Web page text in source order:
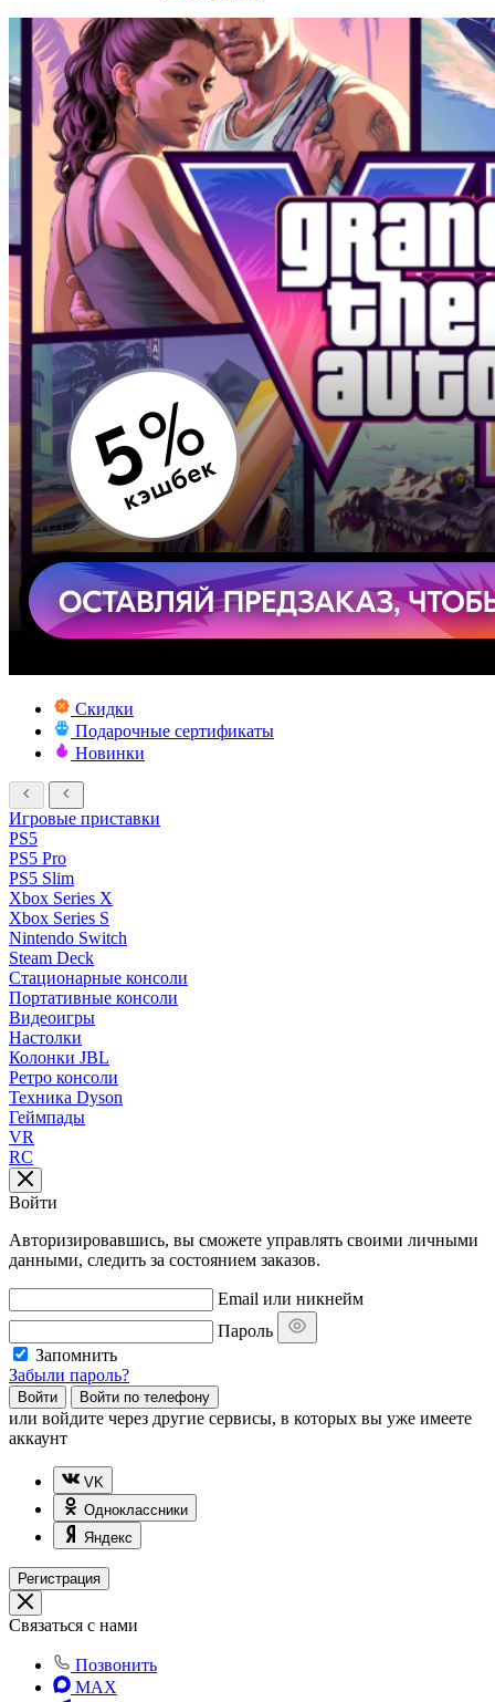
Скидки
Подарочные сертификаты
Новинки
Игровые приставки
PS5
PS5 Pro
PS5 Slim
Xbox Series X
Xbox Series S
Nintendo Switch
Steam Deck
Стационарные консоли
Портативные консоли
Видеоигры
Настолки
Колонки JBL
Ретро консоли
Техника Dyson
Геймпады
VR
RC
Войти
Авторизировавшись, вы сможете управлять своими личными
данными, следить за состоянием заказов.
Email или никнейм
Пароль
Запомнить
Забыли пароль?
Войти Войти по телефону
или войдите через другие сервисы, в которых вы уже имеете
аккаунт
VK
Одноклассники
Яндекс
Регистрация
Связаться с нами
Позвонить
MAX